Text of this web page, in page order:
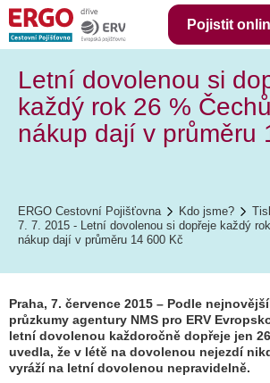
Pojistit
Letní dovolenou si
každý rok 26 %
nákup dají v průměru
ERGO Cestovní Pojišťovna Kdo jsme?
7. 7. 2015 - Letní dovolenou si dopřeje každý
nákup dají v průměru 14 600 Kč
Praha, 7. července 2015 – Podle
průzkumy agentury NMS pro ERV
letní dovolenou každoročně dopřeje jen
uvedla, že v létě na dovolenou nejezdí
vyráží na letní dovolenou nepravidelně.